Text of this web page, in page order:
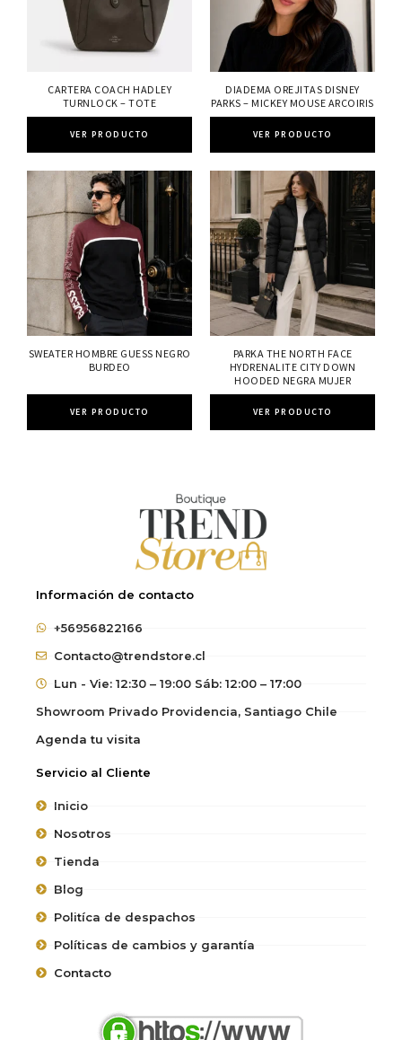
CARTERA COACH HADLEY
TURNLOCK – TOTE
VER PRODUCTO
DIADEMA OREJITAS DISNEY
PARKS – MICKEY MOUSE ARCOIRIS
VER PRODUCTO
SWEATER HOMBRE GUESS NEGRO
BURDEO
VER PRODUCTO
PARKA THE NORTH FACE
HYDRENALITE CITY DOWN
HOODED NEGRA MUJER
VER PRODUCTO
Información de contacto
+56956822166
Contacto@trendstore.cl
Lun - Vie: 12:30 – 19:00 Sáb: 12:00 – 17:00
Showroom Privado Providencia, Santiago Chile
Agenda tu visita
Servicio al Cliente
Inicio
Nosotros
Tienda
Blog
Politíca de despachos
Políticas de cambios y garantía
Contacto